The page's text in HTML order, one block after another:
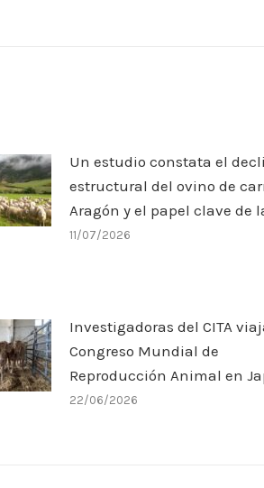
Un estudio constata el
estructural del ovino de
Aragón y el papel clave de
11/07/2026
Investigadoras del CITA
Congreso Mundial de
Reproducción Animal en
22/06/2026